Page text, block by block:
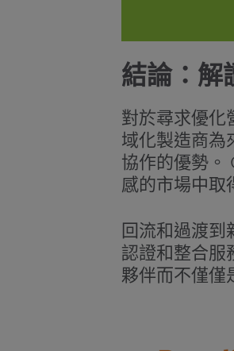
結論：解
對於尋求優化
域化製造商為
協作的優勢。
感的市場中取
回流和過渡
認證和整合服
夥伴而不僅僅